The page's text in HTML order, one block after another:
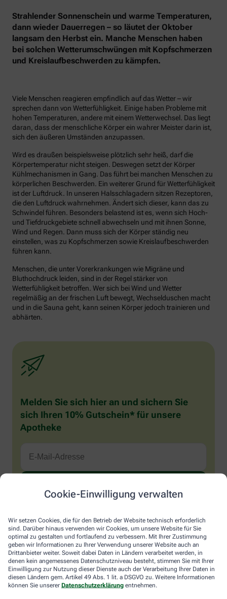
Cookie-Einwilligung verwalten
Wir setzen Cookies, die für den Betrieb der Website technisch erforderlich
sind. Darüber hinaus verwenden wir Cookies, um unsere Website für Sie
optimal zu gestalten und fortlaufend zu verbessern. Mit Ihrer Zustimmung
geben wir Informationen zu Ihrer Verwendung unserer Website auch an
Drittanbieter weiter. Soweit dabei Daten in Ländern verarbeitet werden, in
denen kein angemessenes Datenschutzniveau besteht, stimmen Sie mit Ihrer
Einwilligung zur Nutzung dieser Dienste auch der Verarbeitung Ihrer Daten in
diesen Ländern gem. Artikel 49 Abs. 1 lit. a DSGVO zu. Weitere Informationen
können Sie unserer Datenschutzerklärung entnehmen.
Strahlender Sonnenschein und warme Temperaturen,
dann wieder Dauerregen – so läutet der Oktober
langsam den Herbst ein. Manche Menschen haben
bei solchen Wetterumschwüngen mit Kopfschmerzen
und Kreislaufbeschwerden zu kämpfen.
Viele Menschen reagieren empfindlich auf das Wetter – wir
sprechen dann von Wetterfühligkeit. Einige haben Probleme mit
hohen Temperaturen, andere mit einem Wetterwechsel. Das liegt
daran, dass der menschliche Körper ein wahrer Meister darin ist,
sich den äußeren Umständen anzupassen.
Wird es draußen beispielsweise plötzlich sehr heiß, darf die
Körpertemperatur nicht steigen. Deswegen setzt der Körper
Kühlmechanismen in Gang. Das führt bei manchen Menschen zu
körperlichen Beschwerden. Ein weiterer Grund für Wetterfühligkeit
ist der Luftdruck. In unseren Halsschlagadern sitzen Rezeptoren,
die den Luftdruck wahrnehmen. Ändert sich dieser, kann das zu
Schwindel führen. Besonders belastend ist es, wenn sich Hoch-
und Tiefdruckgebiete schnell abwechseln und mit ihnen Sonne,
Wind und Regen. Dann muss sich der Körper ständig neu
einstellen, was zu Kopfschmerzen sowie Kreislaufbeschwerden
führen kann.
Menschen, die unter Vorerkrankungen wie Migräne und
Bluthochdruck leiden, sind in der Regel stärker von
Wetterfühligkeit betroffen. Wer sich bei Wind und Wetter
regelmäßig an der frischen Luft bewegt, Wechselduschen macht
und in die Sauna geht, kann seinen Körper jedoch trainieren und
abhärten.
Melden Sie sich hier an und sichern Sie
sich Ihren 10% Gutschein* für unsere
Apotheke
Sie
ein
Mensch?
Dann
wählen
Sie
bitte
den
1 2 3
Ich möchte den im Namen meiner Apotheke versandten News-
Service abonnieren, der von der Alliance Healthcare Deutschland
GmbH (AHD) angeboten wird. Hiermit willige ich ein, dass AHD
meine E-Mail-Adresse zum Versand des News-Service
verarbeitet. AHD setzt für den Versand und die Analyse des
Newsletters den Dienstleister Emarsys ein. Die Einwilligung